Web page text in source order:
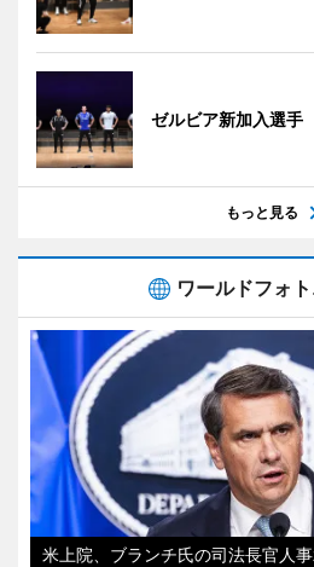
ゼルビア新加入選手
もっと見る
ワールドフォ
米上院、ブランチ氏の司法長官人